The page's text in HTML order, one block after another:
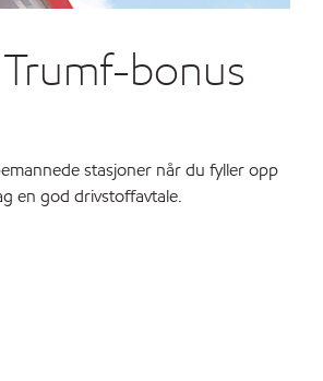
bonus
stasjoner når du fyller opp
en god drivstoffavtale.